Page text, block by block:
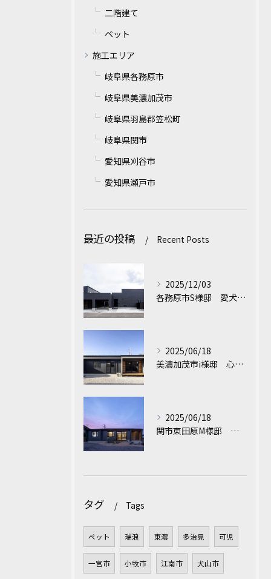
二階建て
ペット
施工エリア
岐阜県各務原市
岐阜県美濃加茂市
岐阜県羽島郡笠松町
岐阜県関市
愛知県刈谷市
愛知県瀬戸市
最近の投稿 Recent Posts
2025/12/03
各務原市S様邸 愛犬と家族が心地よく暮らす平屋
2025/06/18
美濃加茂市i様邸 心地よさが続くシンプル美の平屋
2025/06/18
関市東田原M様邸 光と風が心地いい、収納たっぷりの家事ラク平屋
タグ Tags
ペット 瑞浪 東濃 多治見 可児
一宮市 小牧市 江南市 犬山市